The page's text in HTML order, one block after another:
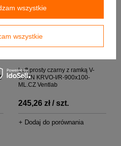
Luft prosty czarny z ramką V-
OPEN KRVO-I/R-900x100-
ML.CZ Ventlab
245,26 zł / szt.
+ Dodaj do porównania
wszystkie
wszystkie